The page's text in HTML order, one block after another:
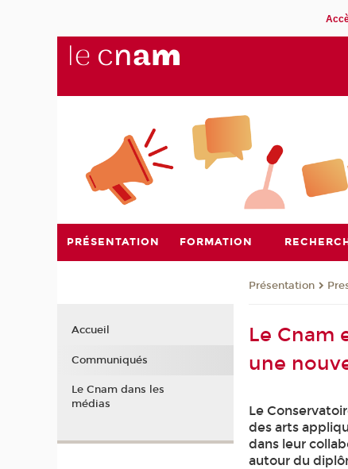
PRÉSENTATION FORMATION
Présentation
Le Cnam
une
Le
des arts
dans leur
autour du
Accueil
Communiqués
Le Cnam dans les
médias